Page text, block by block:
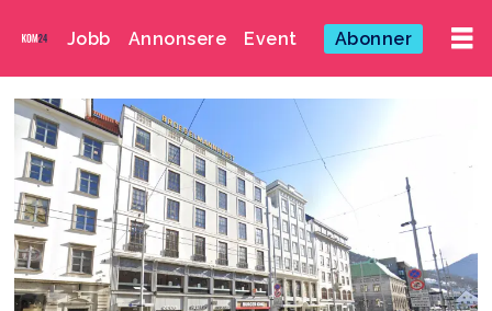
Jobb Annonsere Event Abonner